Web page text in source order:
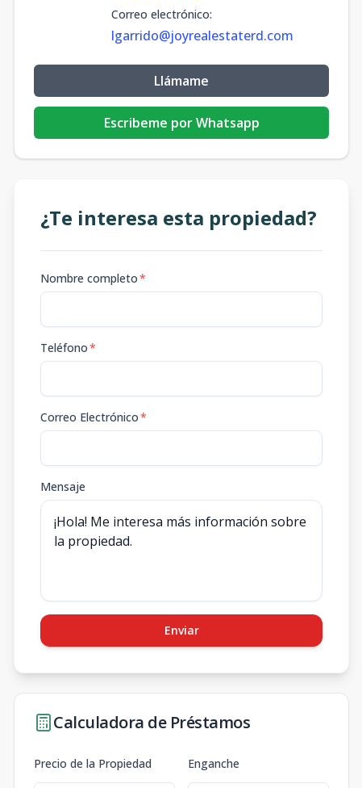
Correo electrónico:
lgarrido@joyrealestaterd.com
Llámame
Escribeme por Whatsapp
¿Te interesa esta propiedad?
Nombre completo*
Teléfono*
Correo Electrónico*
Mensaje
Enviar
Calculadora de Préstamos
Precio de la Propiedad Enganche